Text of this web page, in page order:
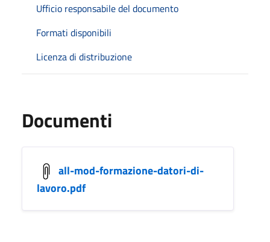
Ufficio responsabile del documento
Formati disponibili
Licenza di distribuzione
Documenti
all-mod-formazione-datori-di-
lavoro.pdf